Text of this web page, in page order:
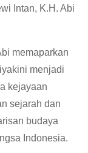
Intan, K.H. Abi
memaparkan
menjadi
kejayaan
sejarah dan
budaya
Indonesia.